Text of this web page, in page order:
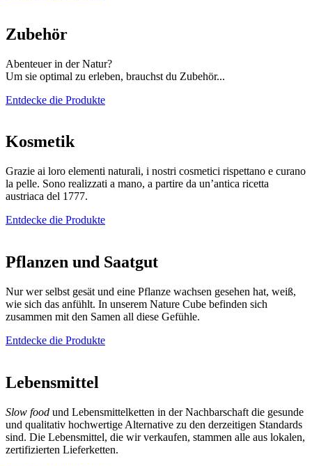
Zubehör
Abenteuer in der Natur?
Um sie optimal zu erleben, brauchst du Zubehör...
Entdecke die Produkte
Kosmetik
Grazie ai loro elementi naturali, i nostri cosmetici rispettano e curano
la pelle. Sono realizzati a mano, a partire da un’antica ricetta
austriaca del 1777.
Entdecke die Produkte
Pflanzen und Saatgut
Nur wer selbst gesät und eine Pflanze wachsen gesehen hat, weiß,
wie sich das anfühlt. In unserem Nature Cube befinden sich
zusammen mit den Samen all diese Gefühle.
Entdecke die Produkte
Lebensmittel
Slow food und Lebensmittelketten in der Nachbarschaft die gesunde
und qualitativ hochwertige Alternative zu den derzeitigen Standards
sind. Die Lebensmittel, die wir verkaufen, stammen alle aus lokalen,
zertifizierten Lieferketten.